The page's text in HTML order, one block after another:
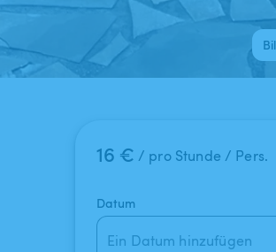
16 € / pro Stunde / Pers.
Datum
Ein Datum hinzufügen